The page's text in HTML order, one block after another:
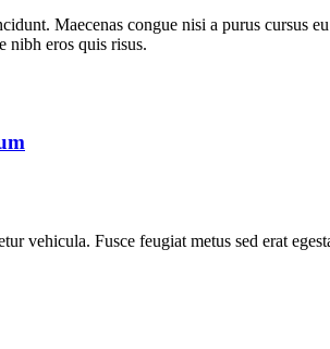
Maecenas congue nisi a purus
nibh eros quis risus.
vehicula. Fusce feugiat metus sed erat